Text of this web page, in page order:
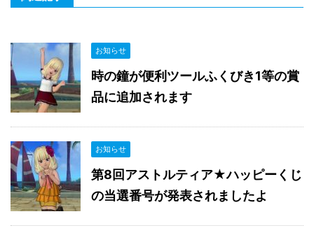
お知らせ
時の鐘が便利ツールふくびき1等の賞
品に追加されます
お知らせ
第8回アストルティア★ハッピーくじ
の当選番号が発表されましたよ